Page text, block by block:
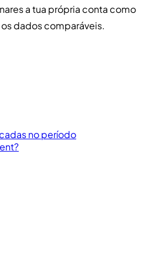
a tua própria conta como
dados comparáveis.
no período